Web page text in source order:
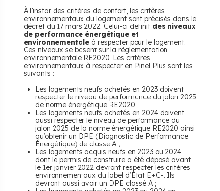
À l’instar des critères de confort, les critères
environnementaux du logement sont précisés dans le
décret du 17 mars 2022. Celui-ci définit des niveaux
de performance énergétique et
environnementale à respecter pour le logement.
Ces niveaux se basent sur la réglementation
environnementale RE2020. Les critères
environnementaux à respecter en Pinel Plus sont les
suivants :
Les logements neufs achetés en 2023 doivent
respecter le niveau de performance du jalon 2025
de norme énergétique RE2020 ;
Les logements neufs achetés en 2024 doivent
aussi respecter le niveau de performance du
jalon 2025 de la norme énergétique RE2020 ainsi
qu’obtenir un DPE (Diagnostic de Performance
Énergétique) de classe A ;
Les logements acquis neufs en 2023 ou 2024
dont le permis de construire a été déposé avant
le 1er janvier 2022 devront respecter les critères
environnementaux du label d’État E+C-. Ils
devront aussi avoir un DPE classé A ;